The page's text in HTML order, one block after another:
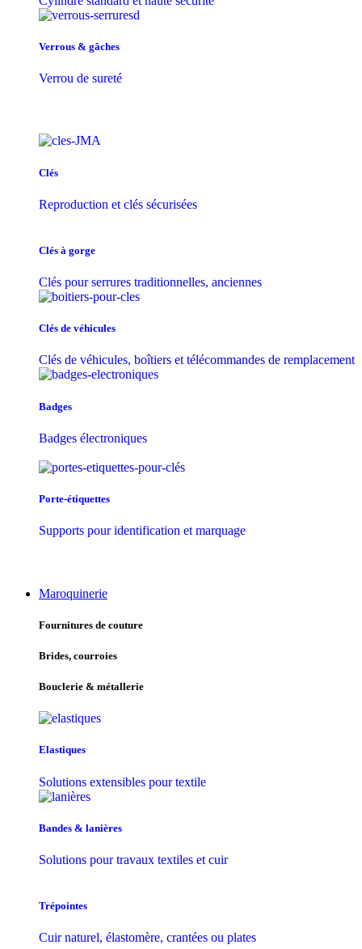
Verrous & gâches
Verrou de sureté
Clés
Reproduction et clés sécurisées
Clés à gorge
Clés pour serrures traditionnelles, anciennes
Clés de véhicules
Clés de véhicules, boîtiers et télécommandes de remplacement
Badges
Badges électroniques
Porte-étiquettes
Supports pour identification et marquage
Maroquinerie
Fournitures de couture
Brides, courroies
Bouclerie & métallerie
Elastiques
Solutions extensibles pour textile
Bandes & lanières
Solutions pour travaux textiles et cuir
Trépointes
Cuir naturel, élastomère, crantées ou plates